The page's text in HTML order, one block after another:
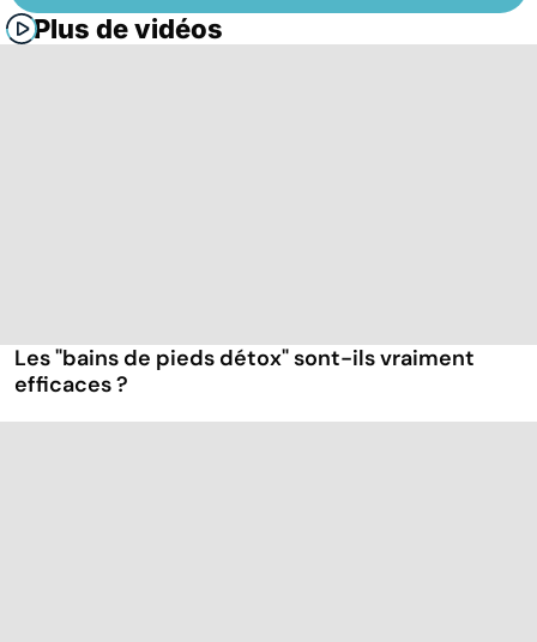
Plus de vidéos
Les "bains de pieds détox" sont-ils vraiment
efficaces ?